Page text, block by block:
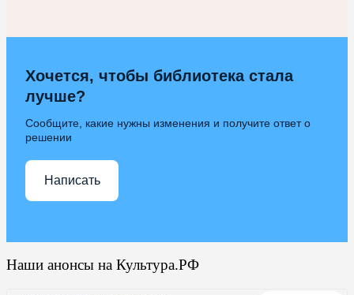
Хочется, чтобы библиотека стала
лучше?
Сообщите, какие нужны изменения и получите ответ о
решении
Написать
Наши анонсы на Культура.РФ